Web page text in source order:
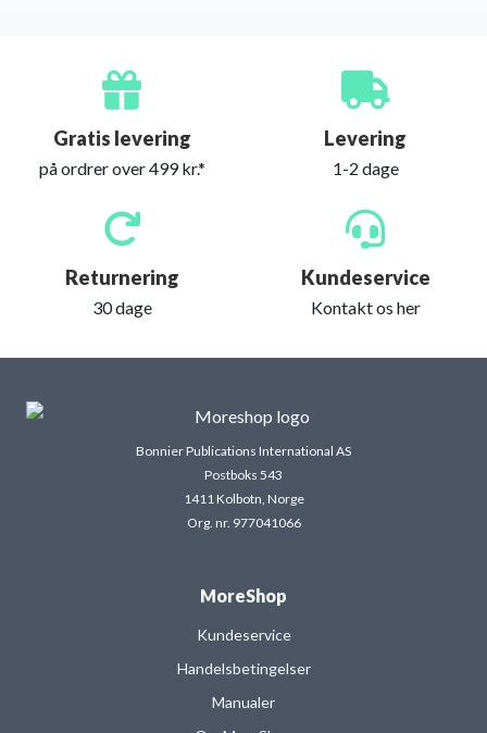
Gratis levering
på ordrer over 499 kr.*
Levering
1-2 dage
Returnering
30 dage
Kundeservice
Kontakt os her
Bonnier Publications International AS
Postboks 543
1411 Kolbotn, Norge
Org. nr. 977041066
MoreShop
Kundeservice
Handelsbetingelser
Manualer